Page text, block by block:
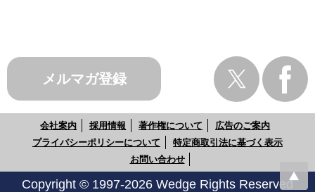
メルマガ登録
会社案内 採用情報 著作権について
広告のご案内
プライバシーポリシーについて
特定商取引法に基づく表示
お問い合わせ
Copyright © 1997-2026 Wedge Rights Reserved